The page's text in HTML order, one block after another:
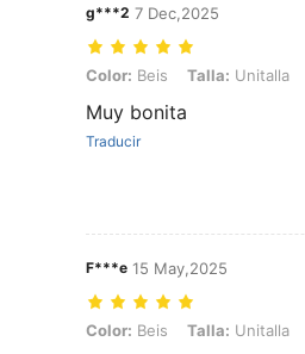
g***2 7 Dec,2025
Color: Beis, Talla: Unitalla, Tipo
Color: Beis Talla: Unitalla
Muy bonita
Traducir
F***e 15 May,2025
Color: Beis, Talla: Unitalla, Tipo
Color: Beis Talla: Unitalla